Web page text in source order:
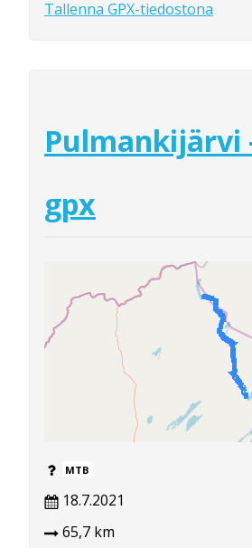
Tallenna GPX-tiedostona
gpx
MTB
18.7.2021
65,7 km